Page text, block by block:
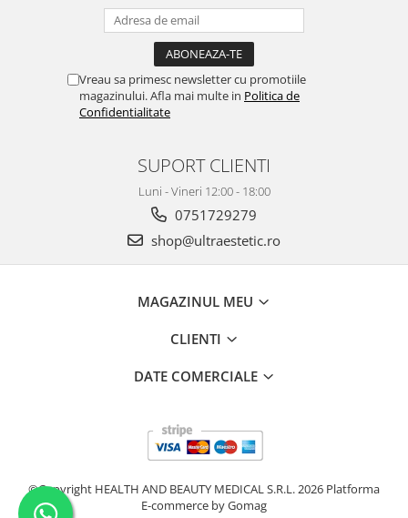
Vreau sa primesc newsletter cu promotiile
magazinului. Afla mai multe in Politica de
Confidentialitate
SUPORT CLIENTI
Luni - Vineri 12:00 - 18:00
0751729279
shop@ultraestetic.ro
MAGAZINUL MEU
CLIENTI
DATE COMERCIALE
©Copyright HEALTH AND BEAUTY MEDICAL S.R.L. 2026 Platforma
E-commerce by Gomag